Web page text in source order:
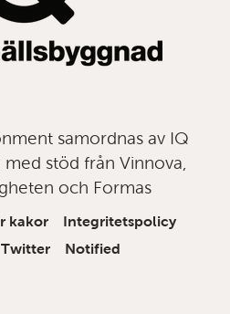
samordnas av IQ
stöd från Vinnova,
och Formas
kakor
Integritetspolicy
Twitter Notified